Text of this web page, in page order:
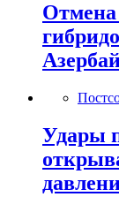
Отмена
Удары